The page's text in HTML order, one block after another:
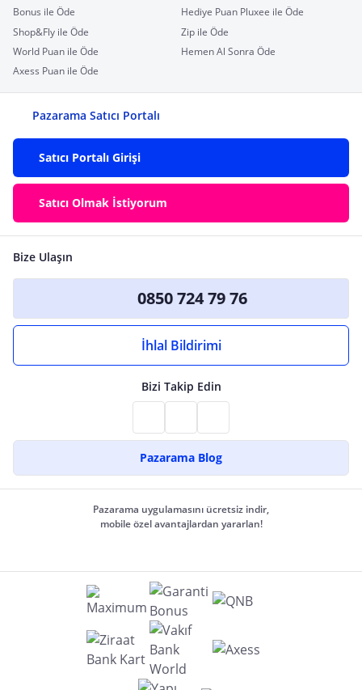
Bonus ile Öde
Hediye Puan Pluxee ile Öde
Shop&Fly ile Öde
Zip ile Öde
World Puan ile Öde
Hemen Al Sonra Öde
Axess Puan ile Öde
Pazarama Satıcı Portalı
Satıcı Portalı Girişi
Satıcı Olmak İstiyorum
Bize Ulaşın
0850 724 79 76
İhlal Bildirimi
Bizi Takip Edin
Pazarama Blog
Pazarama uygulamasını ücretsiz indir,
mobile özel avantajlardan yararlan!